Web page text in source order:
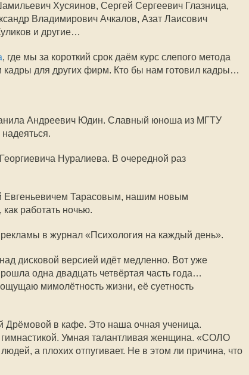
Хусяинов, Сергей Сергеевич Глазница,
Владимирович Ачкалов, Азат Лаисович
и другие…
, где мы за короткий срок даём курс слепого метода
для других фирм. Кто бы нам готовил кадры…
Андреевич Юдин. Славный юноша из МГТУ
Нуралиева. В очередной раз
Евгеньевичем Тарасовым, нашим новым
работать ночью.
в журнал «Психология на каждый день».
дисковой версией идёт медленно. Вот уже
одна двадцать четвёртая часть года…
мимолётность жизни, её суетность
Дрёмовой в кафе. Это наша очная ученица.
гимнастикой. Умная талантливая женщина. «СОЛО
а плохих отпугивает. Не в этом ли причина, что